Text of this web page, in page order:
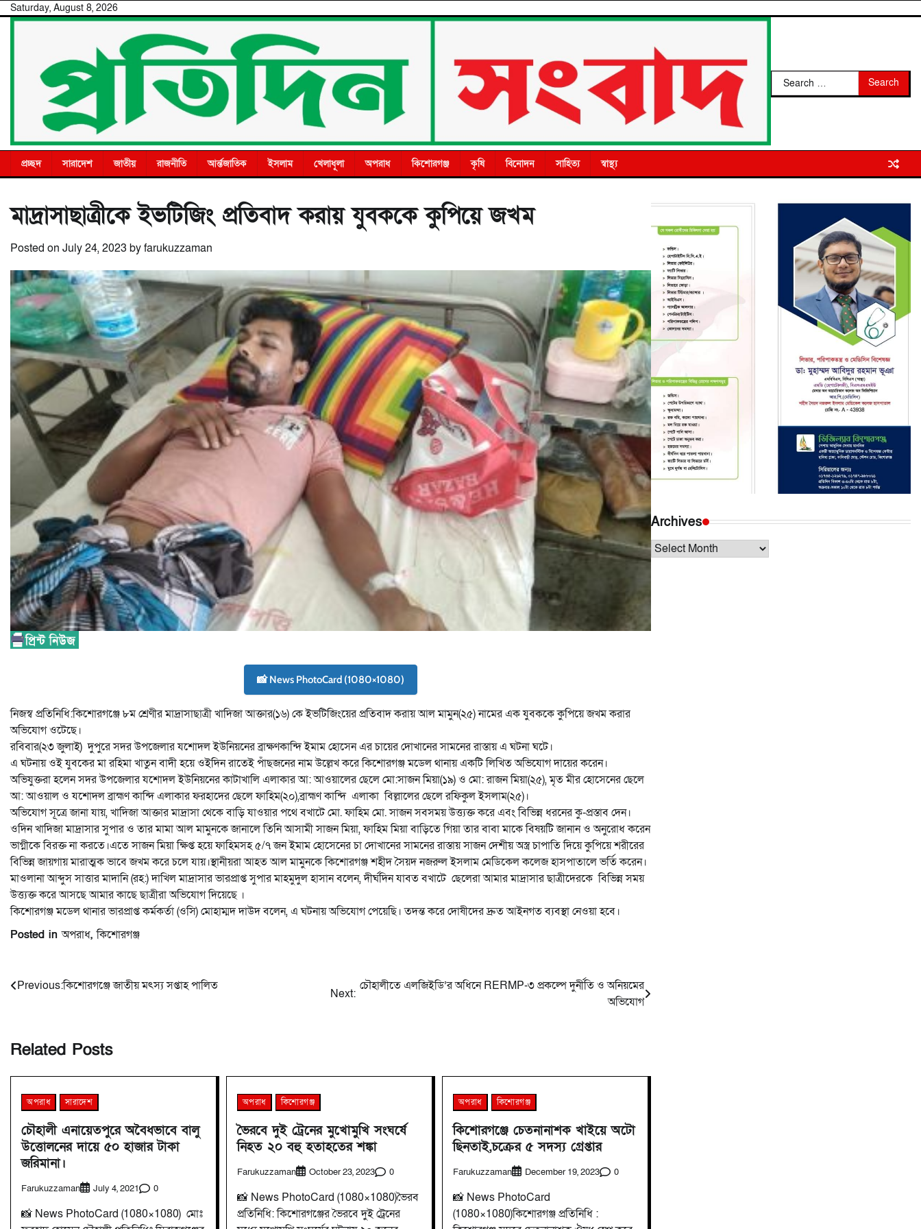
SkipSaturday, August 8, 2026
Search
for:
প্রচ্ছদ সারাদেশ জাতীয় রাজনীতি আর্ন্তজাতিক ইসলাম খেলাধূলা অপরাধ কিশোরগঞ্জ কৃষি বিনোদন সাহিত্য স্বাস্থ্য
মাদ্রাসাছাত্রীকে ইভটিজিং প্রতিবাদ করায় যুবককে কুপিয়ে জখম
Posted on July 24, 2023 byfarukuzzaman
📸 News PhotoCard (1080×1080)
নিজস্ব প্রতিনিধি:কিশোরগঞ্জে ৮ম শ্রেণীর মাদ্রাসাছাত্রী খাদিজা আক্তার(১৬) কে ইভটিজিংয়ের প্রতিবাদ করায় আল মামুন(২৫) নামের এক যুবককে কুপিয়ে জখম করার
অভিযোগ ওটেছে।
রবিবার(২৩ জুলাই) দুপুরে সদর উপজেলার যশোদল ইউনিয়নের ব্রাক্ষণকান্দি ইমাম হোসেন এর চায়ের দোখানের সামনের রাস্তায় এ ঘটনা ঘটে।
এ ঘটনায় ওই যুবকের মা রহিমা খাতুন বাদী হয়ে ওইদিন রাতেই পাঁছজনের নাম উল্লেখ করে কিশোরগঞ্জ মডেল থানায় একটি লিখিত অভিযোগ দায়ের করেন।
অভিযুক্তরা হলেন সদর উপজেলার যশোদল ইউনিয়নের কাটাখালি এলাকার আ: আওয়ালের ছেলে মো:সাজন মিয়া(১৯) ও মো: রাজন মিয়া(২৫), মৃত মীর হোসেনের ছেলে
আ: আওয়াল ও যশোদল ব্রাহ্মণ কান্দি এলাকার ফরহাদের ছেলে ফাহিম(২০),ব্রাহ্মণ কান্দি এলাকা বিল্লালের ছেলে রফিকুল ইসলাম(২৫)।
অভিযোগ সূত্রে জানা যায়, খাদিজা আক্তার মাদ্রাসা থেকে বাড়ি যাওয়ার পথে বখাটে মো. ফাহিম মো. সাজন সবসময় উত্ত্যক্ত করে এবং বিভিন্ন ধরনের কু-প্রস্তাব দেন।
ওদিন খাদিজা মাদ্রাসার সুপার ও তার মামা আল মামুনকে জানালে তিনি আসামী সাজন মিয়া, ফাহিম মিয়া বাড়িতে গিয়া তার বাবা মাকে বিষয়টি জানান ও অনুরোধ করেন
ভাগ্নীকে বিরক্ত না করতে।এতে সাজন মিয়া ক্ষিপ্ত হয়ে ফাহিমসহ ৫/৭ জন ইমাম হোসেনের চা দোখানের সামনের রাস্তায় সাজন দেশীয় অস্ত্র চাপাতি দিয়ে কুপিয়ে শরীরের
বিভিন্ন জায়গায় মারাত্মক ভাবে জখম করে চলে যায়।স্থানীয়রা আহত আল মামুনকে কিশোরগঞ্জ শহীদ সৈয়দ নজরুল ইসলাম মেডিকেল কলেজ হাসপাতালে ভর্তি করেন।
মাওলানা আব্দুস সাত্তার মাদানি (রহ:) দাখিল মাদ্রাসার ভারপ্রাপ্ত সুপার মাহমুদুল হাসান বলেন, দীর্ঘদিন যাবত বখাটে ছেলেরা আমার মাদ্রাসার ছাত্রীদেরকে বিভিন্ন সময়
উত্ত্যক্ত করে আসছে আমার কাছে ছাত্রীরা অভিযোগ দিয়েছে ।
কিশোরগঞ্জ মডেল থানার ভারপ্রাপ্ত কর্মকর্তা (ওসি) মোহাম্মদ দাউদ বলেন, এ ঘটনায় অভিযোগ পেয়েছি। তদন্ত করে দোষীদের দ্রুত আইনগত ব্যবস্থা নেওয়া হবে।
Posted inঅপরাধ,কিশোরগঞ্জ
Post
Previous:কিশোরগঞ্জে জাতীয় মৎস্য সপ্তাহ পালিত
Next:
চৌহালীতে এলজিইডি’র অধিনে RERMP-৩ প্রকল্পে দুর্নীতি ও অনিয়মের
অভিযোগ
Related Posts
অপরাধ সারাদেশ
চৌহালী এনায়েতপুরে অবৈধভাবে বালু
উত্তোলনের দায়ে ৫০ হাজার টাকা
জরিমানা।
Farukuzzaman July 4, 2021 0
📸 News PhotoCard (1080×1080) মোঃ
অপরাধ কিশোরগঞ্জ
ভৈরবে দুই ট্রেনের মুখোমুখি সংঘর্ষে
নিহত ২০ বহু হতাহতের শঙ্কা
Farukuzzaman October 23, 2023 0
📸 News PhotoCard (1080×1080)ভৈরব
প্রতিনিধি: কিশোরগঞ্জের ভৈরবে দুই ট্রেনের
অপরাধ কিশোরগঞ্জ
কিশোরগঞ্জে চেতনানাশক খাইয়ে অটো
ছিনতাই,চক্রের ৫ সদস্য গ্রেপ্তার
Farukuzzaman December 19, 2023 0
📸 News PhotoCard
(1080×1080)কিশোরগঞ্জ প্রতিনিধি :
Archives
Archives